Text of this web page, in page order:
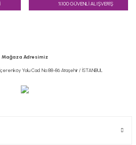
veya görüntülenemiyor.
%100 GÜVENLİ ALIŞVERİŞ
Mağaza Adresimiz
Yolu Cad. No:88-86 Ataşehir / İSTANBUL